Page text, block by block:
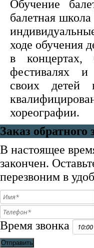
Обучение
балетная
ходе обучения
в концертах,
фестивалях и
своих детей
хореографии.
Заказ обратного
В настоящее
закончен.
перезвоним в
Время звонка
Отправить